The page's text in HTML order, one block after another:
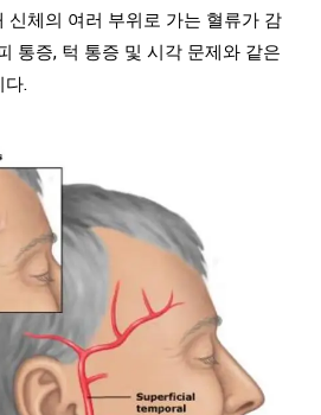
신체의 여러 부위로 가는 혈류가 감
통증, 턱 통증 및 시각 문제와 같은
.